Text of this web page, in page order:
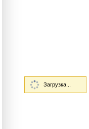
Загрузка...